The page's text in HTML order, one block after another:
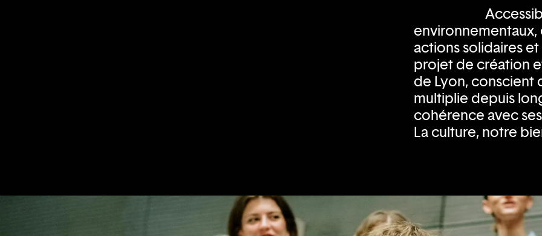
actions solidaires
projet de création
de Lyon, conscient
multiplie depuis
cohérence avec
La culture, notre